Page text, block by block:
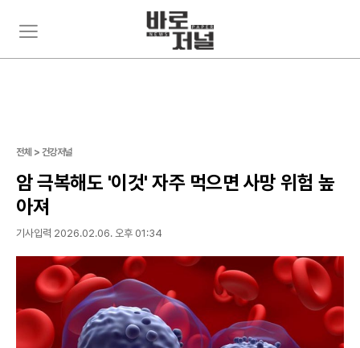
주
펼
치
기
전체 > 건강저널
암 극복해도 '이것' 자주 먹으면 사망 위험 높
아져
기사입력 2026.02.06. 오후 01:34